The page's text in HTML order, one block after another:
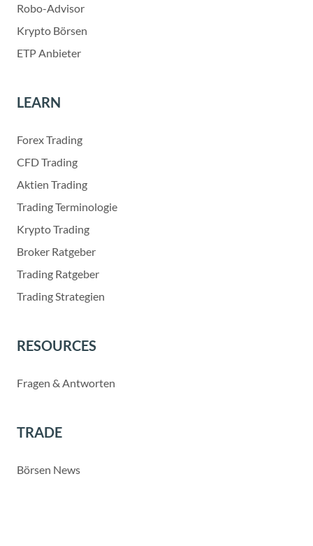
Robo-Advisor
Krypto Börsen
ETP Anbieter
LEARN
Forex Trading
CFD Trading
Aktien Trading
Trading Terminologie
Krypto Trading
Broker Ratgeber
Trading Ratgeber
Trading Strategien
RESOURCES
Fragen & Antworten
TRADE
Börsen News